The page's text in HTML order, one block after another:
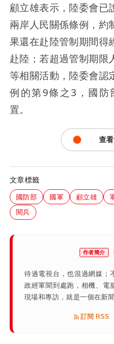
顧立雄表示，陸委會已
兩岸人民關係條例，約
果還在赴陸管制期間得
赴陸；若超過管制期限
等相關活動，陸委會認
例的第9條之3，國防
置。
查
文章標籤
國防部 國軍 顧立雄
閱兵
作者簡介
待過電視台，也混過網媒；
政經軍聞到處跑，相機、電
現場和專訪，就是一個在新
訂閱 RSS